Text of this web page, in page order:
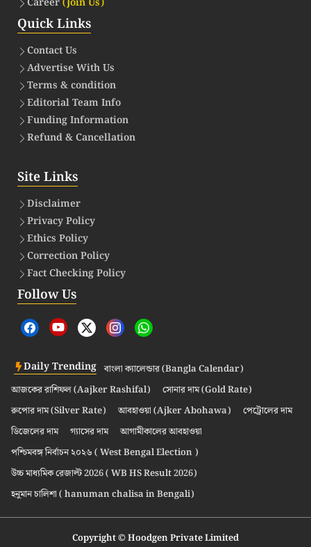
Quick Links
Contact Us
Advertise With Us
Terms & condition
Editorial Team Info
Funding Information
Refund & Cancellation
Site Links
Disclaimer
Privacy Policy
Ethics Policy
Correction Policy
Fact Checking Policy
Follow Us
Daily Trending বাংলা ক্যালেন্ডার (Bangla Calendar)
আজকের রাশিফল (Aajker Rashifal)
সোনার দাম (Gold Rate)
রুপোর দাম (Silver Rate)
আবহাওয়া (Ajker Abohawa)
পেট্রোলের দাম
ডিজেলের দাম
গ্যাসের দাম
আগামীকালের আবহাওয়া
পশ্চিমবঙ্গ নির্বাচন ২০২৬ ( West Bengal Election )
উচ্চ মাধ্যমিক রেজাল্ট 2026 ( WB HS Result 2026)
হনুমান চালিশা ( hanuman chalisa in Bengali)
Copyright © Hoodgen Private Limited